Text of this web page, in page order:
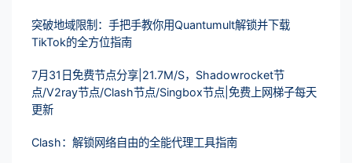
突破地域限制：手把手教你用Quantumult解锁并下载
TikTok的全方位指南
7月31日免费节点分享|21.7M/S，Shadowrocket节
点/V2ray节点/Clash节点/Singbox节点|免费上网梯子每天
更新
Clash：解锁网络自由的全能代理工具指南